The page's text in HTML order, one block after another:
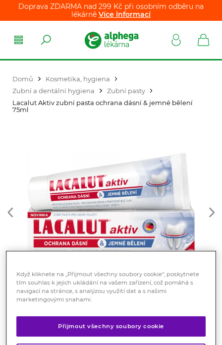
Doprava ZDARMA nad 299 Kč při osobním odběru na
lékárně Více informací
Domů
Kosmetika, hygiena
Zubní a dentální hygiena
Zubní pasty
Lacalut Aktiv zubní pasta ochrana dásní & jemné bělení
75ml
Lacalut Aktiv zubní pasta
ochrana dásní & jemné bělení
Když kliknete na „Přijmout všechny soubory cookie“, poskytnete
tím souhlas k jejich ukládání na vašem zařízení, což pomáhá s
navigací na stránce, s analýzou využití dat a s našimi
marketingovými snahami.
Přijmout všechny soubory cookie